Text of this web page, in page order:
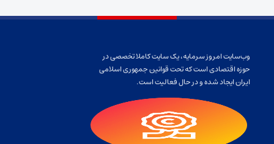
وب‌سایت امروز سرمایه، یک سایت کاملا تخصصی در
حوزه اقتصادی است که تحت قوانین جمهوری اسلامی
ایران ایجاد شده و در حال فعالیت است.